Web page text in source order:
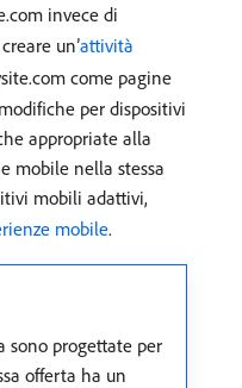
invece di
un’attività
come pagine
per dispositivi
appropriate alla
mobile nella stessa
mobili adattivi,
mobile.
sono progettate per
offerta ha un